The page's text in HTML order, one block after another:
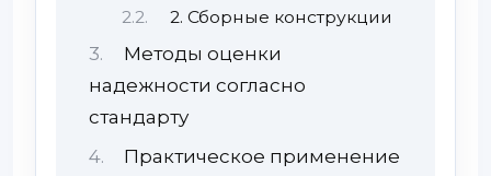
2. Сборные конструкции
Методы оценки
надежности согласно
стандарту
Практическое применение